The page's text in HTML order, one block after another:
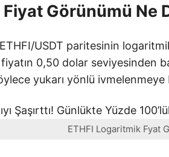
Görünümü Ne
USDT paritesinin
0,50 dolar seviyesinden
yukarı yönlü ivmelenmeye
ETHFI Logaritmik Fyat